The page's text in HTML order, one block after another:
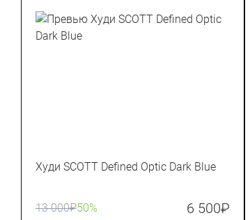
Худи SCOTT Defined Optic Dark Blue
13 000₽50% 6 500₽